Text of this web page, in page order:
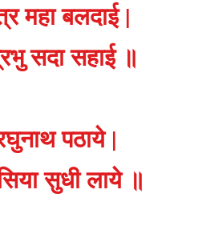
महा बलदाई |
सदा सहाई ॥
पठाये |
सुधी लाये ॥